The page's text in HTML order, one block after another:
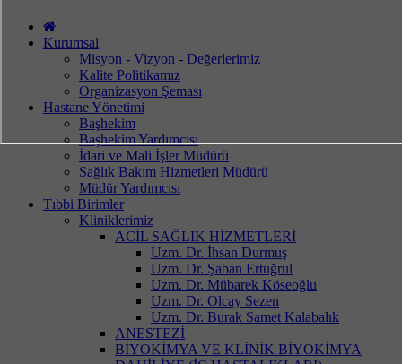
Kurumsal
Misyon - Vizyon - Değerlerimiz
Kalite Politikamız
Organizasyon Şeması
Hastane Yönetimi
Başhekim
Başhekim Yardımcısı
İdari ve Mali İşler Müdürü
Sağlık Bakım Hizmetleri Müdürü
Müdür Yardımcısı
Tıbbi Birimler
Kliniklerimiz
ACİL SAĞLIK HİZMETLERİ
Uzm. Dr. İhsan Durmuş
Uzm. Dr. Şaban Ertuğrul
Uzm. Dr. Mübarek Köseoğlu
Uzm. Dr. Olcay Sezen
Uzm. Dr. Burak Samet Kalabalık
ANESTEZİ
BİYOKİMYA VE KLİNİK BİYOKİMYA